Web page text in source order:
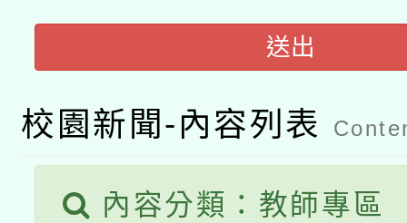
業技術研究院辦理「
用水績優單位及節水達
動」
115年8月22日(星期六
桃園市孔廟祈福系列
開 智慧啟航」
2026年桃園地景藝術
送出
校園新聞-內容列表
內容分類：教師專區